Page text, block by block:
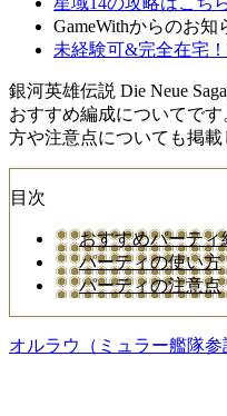
GameWithからのお知
未経験可&完全在宅
銀河英雄伝説 Die Neue
おすすめ編成についてで
方や注意点についても掲載
目次
おすすめパーティ
パーティの使い方
パーティの注意点
オルラウ（ミュラー艦隊